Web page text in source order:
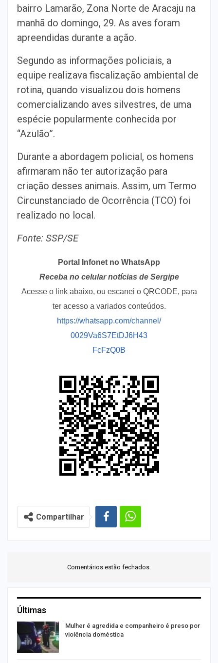
bairro Lamarão, Zona Norte de Aracaju na
manhã do domingo, 29. As aves foram
apreendidas durante a ação.
Segundo as informações policiais, a
equipe realizava fiscalização ambiental de
rotina, quando visualizou dois homens
comercializando aves silvestres, de uma
espécie popularmente conhecida por
“Azulão”.
Durante a abordagem policial, os homens
afirmaram não ter autorização para
criação desses animais. Assim, um Termo
Circunstanciado de Ocorrência (TCO) foi
realizado no local.
Fonte: SSP/SE
Portal Infonet no WhatsApp
Receba no celular notícias de Sergipe
Acesse o link abaixo, ou escanei o QRCODE, para
ter acesso a variados conteúdos.
https://whatsapp.com/channel/
0029Va6S7EtDJ6H43
FcFzQ0B
Compartilhar
Comentários estão fechados.
Últimas
Mulher é agredida e companheiro é preso por
violência doméstica